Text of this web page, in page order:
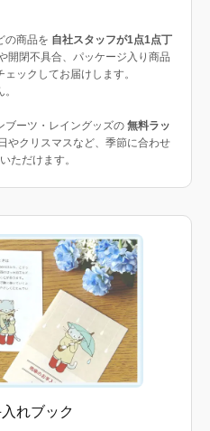
の商品を 自社スタッフが1点1点丁
開閉不具合、パッケージ入り商品
ックしてお届けします。
ブーツ・レイングッズの 無料ラッ
やクリスマスなど、季節に合わせ
ただけます。
れブック